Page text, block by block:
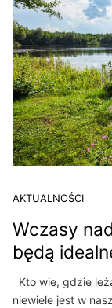
AKTUALNOŚCI
Wczasy
będą
Kto wie, gdzie
niewiele jest w